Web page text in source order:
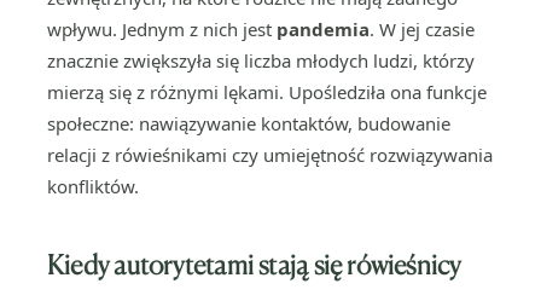
wpływu. Jednym z nich jest pandemia. W jej czasie
znacznie zwiększyła się liczba młodych ludzi, którzy
mierzą się z różnymi lękami. Upośledziła ona funkcje
społeczne: nawiązywanie kontaktów, budowanie
relacji z rówieśnikami czy umiejętność rozwiązywania
konfliktów.
Kiedy autorytetami stają się rówieśnicy